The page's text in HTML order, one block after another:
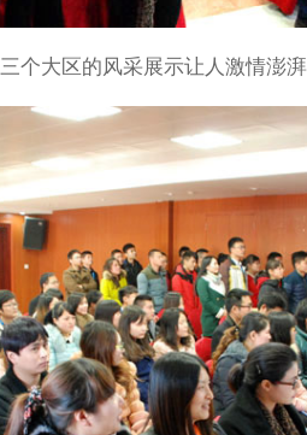
三个大区的风采展示让人激情澎湃